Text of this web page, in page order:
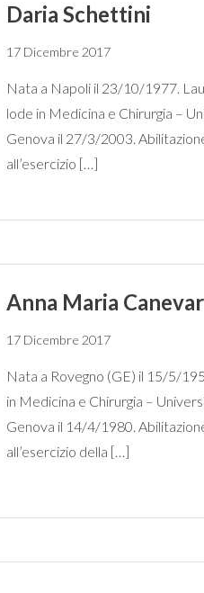
Daria Schettini
17 Dicembre 2017
Nata a Napoli il 23/10/1977.
lode in Medicina e Chirurgia –
Genova il 27/3/2003.
all’esercizio […]
Anna Maria
17 Dicembre 2017
Nata a Rovegno (GE) il 15/5/
in Medicina e Chirurgia –
Genova il 14/4/1980.
all’esercizio della […]